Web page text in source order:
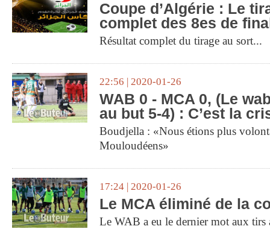
Coupe d’Algérie : Le
complet des 8es de
Résultat complet du tirage au sort...
22:56 | 2020-01-26
WAB 0 - MCA 0, (Le
au but 5-4) : C’est la
Boudjella : «Nous étions plus
Mouloudéens»
17:24 | 2020-01-26
Le MCA éliminé de la
Le WAB a eu le dernier mot aux tirs